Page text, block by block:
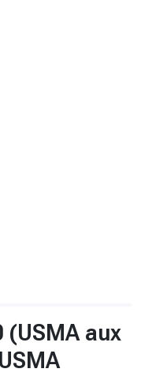
(USMA aux